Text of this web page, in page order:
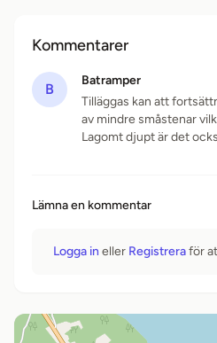
Kommentarer
B
Batramper
Tilläggas kan att
av mindre småstenar
Lagomt djupt är det
Lämna en kommentar
Logga in eller Registreraför